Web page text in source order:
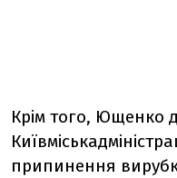
Крім того, Ющенко
припинення